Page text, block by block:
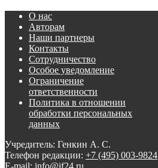
О нас
Авторам
Наши партнеры
Контакты
Сотрудничество
Особое уведомление
Ограничение
ответственности
Политика в отношении
обработки персональных
данных
Учредитель: Генкин А. С.
Телефон редакции: +7 (495) 003-9824